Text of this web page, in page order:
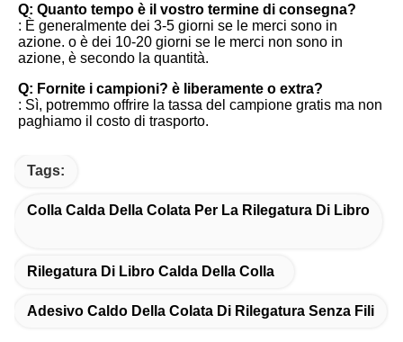
Q: Quanto tempo è il vostro termine di consegna?
: È generalmente dei 3-5 giorni se le merci sono in
azione. o è dei 10-20 giorni se le merci non sono in
azione, è secondo la quantità.
Q: Fornite i campioni? è liberamente o extra?
: Sì, potremmo offrire la tassa del campione gratis ma non
paghiamo il costo di trasporto.
Tags:
Colla Calda Della Colata Per La Rilegatura Di Libro
Rilegatura Di Libro Calda Della Colla
Adesivo Caldo Della Colata Di Rilegatura Senza Fili